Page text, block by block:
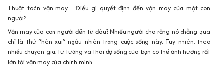
Thuật toán vận may - Điều gì quyết định đến vận may của một con
người?
Vận may của con người đến từ đâu? Nhiều người cho rằng nó chẳng qua
chỉ là thứ “hên xui” ngẫu nhiên trong cuộc sống này. Tuy nhiên, theo
nhiều chuyên gia, tư tưởng và thái độ sống của bạn có thể ảnh hưởng rất
lớn tới vận may của chính mình.